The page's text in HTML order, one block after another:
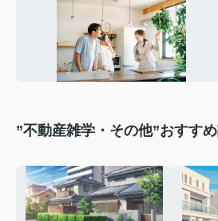
”不動産雑学・その他”おすす